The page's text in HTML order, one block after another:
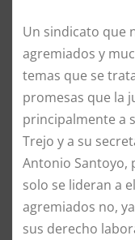
Un sindicato que
agremiados y
temas que se
promesas que la
principalmente a
Trejo y a su
Antonio Santoyo,
solo se lideran a
agremiados no,
sus derecho